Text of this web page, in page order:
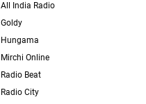
All India Radio
Goldy
Hungama
Mirchi Online
Radio Beat
Radio City